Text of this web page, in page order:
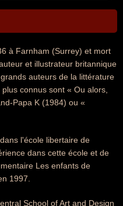
à Farnham (Surrey) et mort
et illustrateur britannique
auteurs de la littérature
connus sont « Ou alors,
Papa K (1984) ou «
l'école libertaire de
dans cette école et de
Les enfants de
1997.
School of Art and Design